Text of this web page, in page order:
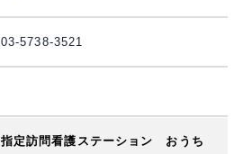
03-5738-3521
指定訪問看護ステーション おうち